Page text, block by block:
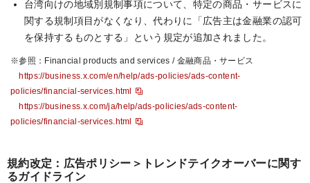
台湾向けの地域別規制事項について、特定の商品・サービスに
関する規制項目がなくなり、代わりに「広告主は金融業の認可
を保持するものとする」という規定が追加されました。
※参照：Financial products and services / 金融商品・サービス
https://business.x.com/en/help/ads-policies/ads-content-
policies/financial-services.html
https://business.x.com/ja/help/ads-policies/ads-content-
policies/financial-services.html
規約改定：広告ポリシー＞トレンドテイクオーバーに関す
るガイドライン